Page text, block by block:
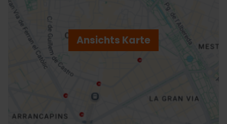
Ansichts Karte